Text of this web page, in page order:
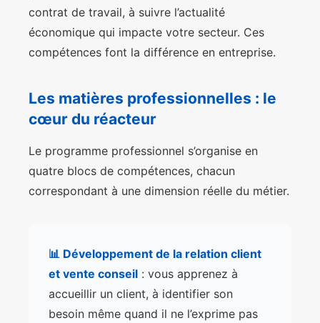
contrat de travail, à suivre l’actualité
économique qui impacte votre secteur. Ces
compétences font la différence en entreprise.
Les matières professionnelles : le
cœur du réacteur
Le programme professionnel s’organise en
quatre blocs de compétences, chacun
correspondant à une dimension réelle du métier.
📊 Développement de la relation client
et vente conseil : vous apprenez à
accueillir un client, à identifier son
besoin même quand il ne l’exprime pas